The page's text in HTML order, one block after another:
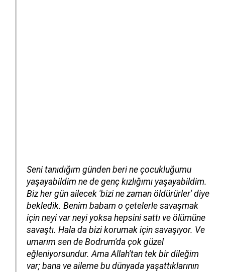
Seni tanıdığım günden beri ne çocukluğumu
yaşayabildim ne de genç kızlığımı yaşayabildim.
Biz her gün ailecek 'bizi ne zaman öldürürler' diye
bekledik. Benim babam o çetelerle savaşmak
için neyi var neyi yoksa hepsini sattı ve ölümüne
savaştı. Hala da bizi korumak için savaşıyor. Ve
umarım sen de Bodrum'da çok güzel
eğleniyorsundur. Ama Allah'tan tek bir dileğim
var; bana ve aileme bu dünyada yaşattıklarının